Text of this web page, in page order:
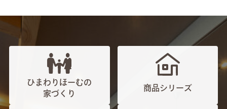
ひまわりほーむの
家づくり
商品シリーズ